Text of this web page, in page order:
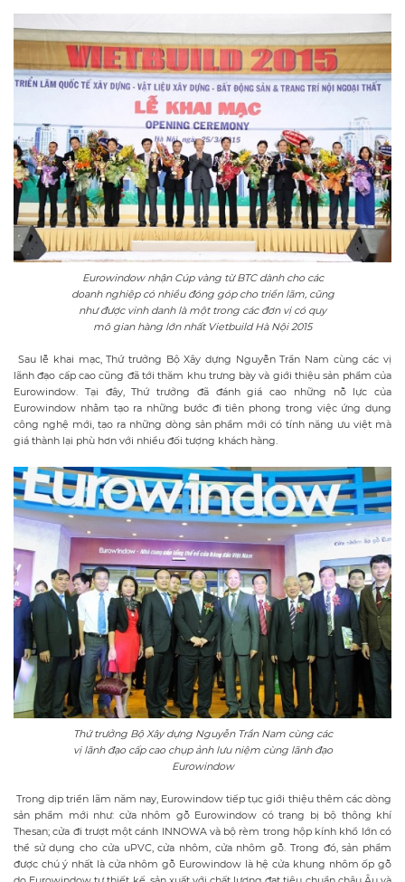
Eurowindow nhận Cúp vàng từ BTC dành cho các
doanh nghiệp có nhiều đóng góp cho triển lãm, cũng
như được vinh danh là một trong các đơn vị có quy
mô gian hàng lớn nhất Vietbuild Hà Nội 2015
Sau lễ khai mạc, Thứ trưởng Bộ Xây dựng Nguyễn Trần Nam cùng các vị
lãnh đạo cấp cao cũng đã tới thăm khu trưng bày và giới thiệu sản phẩm của
Eurowindow. Tại đây, Thứ trưởng đã đánh giá cao những nỗ lực của
Eurowindow nhằm tạo ra những bước đi tiên phong trong việc ứng dụng
công nghệ mới, tạo ra những dòng sản phẩm mới có tính năng ưu việt mà
giá thành lại phù hơn với nhiều đối tượng khách hàng.
Thứ trưởng Bộ Xây dựng Nguyễn Trần Nam cùng các
vị lãnh đạo cấp cao chụp ảnh lưu niệm cùng lãnh đạo
Eurowindow
Trong dịp triển lãm năm nay, Eurowindow tiếp tục giới thiệu thêm các dòng
sản phẩm mới như: cửa nhôm gỗ Eurowindow có trang bị bộ thông khí
Thesan; cửa đi trượt một cánh INNOWA và bộ rèm trong hộp kính khổ lớn có
thể sử dụng cho cửa uPVC, cửa nhôm, cửa nhôm gỗ. Trong đó, sản phẩm
được chú ý nhất là cửa nhôm gỗ Eurowindow là hệ cửa khung nhôm ốp gỗ